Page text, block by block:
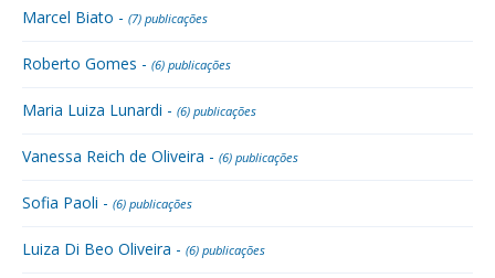
Marcel Biato - (7) publicações
Roberto Gomes - (6) publicações
Maria Luiza Lunardi - (6) publicações
Vanessa Reich de Oliveira - (6) publicações
Sofia Paoli - (6) publicações
Luiza Di Beo Oliveira - (6) publicações